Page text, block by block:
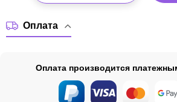
Оплата
Оплата производится